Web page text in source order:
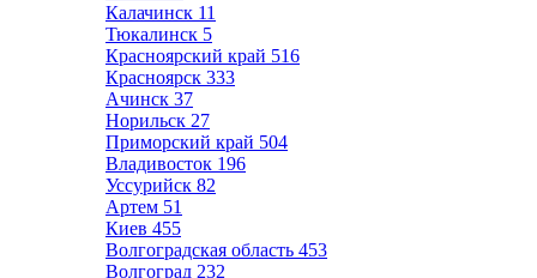
Калачинск 11
Тюкалинск 5
Красноярский край 516
Красноярск 333
Ачинск 37
Норильск 27
Приморский край 504
Владивосток 196
Уссурийск 82
Артем 51
Киев 455
Волгоградская область 453
Волгоград 232